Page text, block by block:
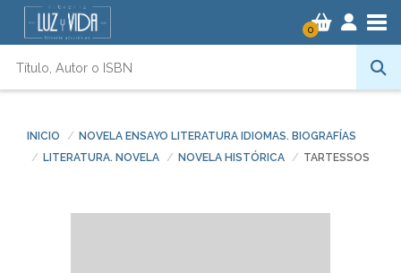
0
INICIO
NOVELA ENSAYO LITERATURA IDIOMAS. BIOGRAFÍAS
LITERATURA. NOVELA
NOVELA HISTÓRICA TARTESSOS